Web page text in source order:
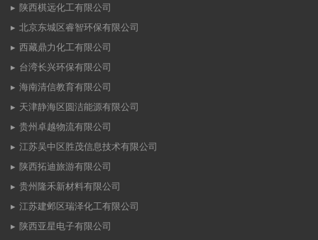
陕西棋远化工有限公司
北京东城区睿智环保有限公司
西藏鼎力化工有限公司
台湾长兴环保有限公司
海南清信教育有限公司
天津静海区圆洁能源有限公司
贵州卓越物流有限公司
江苏吴中区胜茂信息技术有限公司
陕西拓迪旅游有限公司
贵州隆禾新材料有限公司
江苏建邺区瑞泽化工有限公司
陕西亚星电子有限公司